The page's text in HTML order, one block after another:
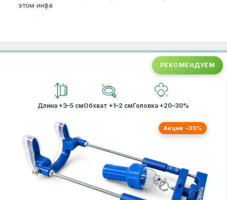
этом инфа
РЕКОМЕНДУЕМ
Длина +3–5 смОбхват +1–2 смГоловка +20–30%
Акция −35%